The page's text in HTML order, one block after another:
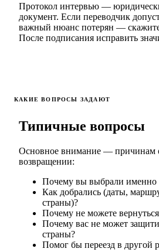
Протокол интервью —
документ. Если переводчик
важный нюанс потерян — скажите
После подписания исправить
КАКИЕ ВОПРОСЫ ЗАДАЮТ
Типичные вопросы
Основное внимание — причинам
возвращении:
Почему вы выбрали
Как добрались (даты,
страны)?
Почему не можете
Почему вас не может
страны?
Помог бы переезд в другой